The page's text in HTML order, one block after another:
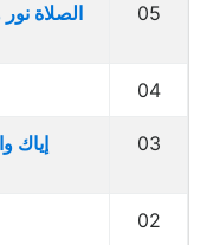
الصلاة
05
04
إياك
03
02